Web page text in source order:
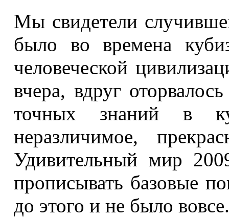
Мы свидетели
было во времена
человеческой
вчера, вдруг
точных знаний в
неразличимое,
Удивительный мир
прописывать базовые
до этого и не было вовсе.